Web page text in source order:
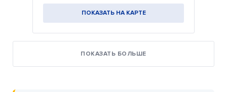
ПОКАЗАТЬ НА КАРТЕ
ПОКАЗАТЬ БОЛЬШЕ